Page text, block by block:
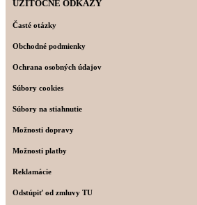
UŽITOČNÉ ODKAZY
Časté otázky
Obchodné podmienky
Ochrana osobných údajov
Súbory cookies
Súbory na stiahnutie
Možnosti dopravy
Možnosti platby
Reklamácie
Odstúpiť od zmluvy TU